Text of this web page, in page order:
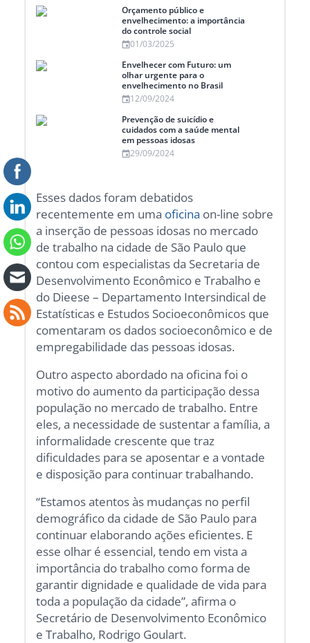
Orçamento público e
envelhecimento: a importância
do controle social
01/03/2025
Envelhecer com Futuro: um
olhar urgente para o
envelhecimento no Brasil
12/09/2024
Prevenção de suicídio e
cuidados com a saúde mental
em pessoas idosas
29/09/2024
Esses dados foram debatidos
recentemente em uma oficina on-line sobre
a inserção de pessoas idosas no mercado
de trabalho na cidade de São Paulo que
contou com especialistas da Secretaria de
Desenvolvimento Econômico e Trabalho e
do Dieese – Departamento Intersindical de
Estatísticas e Estudos Socioeconômicos que
comentaram os dados socioeconômico e de
empregabilidade das pessoas idosas.
Outro aspecto abordado na oficina foi o
motivo do aumento da participação dessa
população no mercado de trabalho. Entre
eles, a necessidade de sustentar a família, a
informalidade crescente que traz
dificuldades para se aposentar e a vontade
e disposição para continuar trabalhando.
“Estamos atentos às mudanças no perfil
demográfico da cidade de São Paulo para
continuar elaborando ações eficientes. E
esse olhar é essencial, tendo em vista a
importância do trabalho como forma de
garantir dignidade e qualidade de vida para
toda a população da cidade”, afirma o
Secretário de Desenvolvimento Econômico
e Trabalho, Rodrigo Goulart.